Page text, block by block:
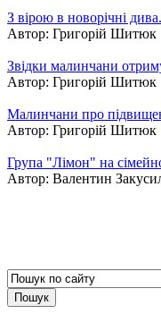
З вірою в новорічні
Автор: Григорій Шитюк
Звідки малинчани
Автор: Григорій Шитюк
Малинчани про
Автор: Григорій Шитюк
Група "Лімон" на
Автор: Валентин